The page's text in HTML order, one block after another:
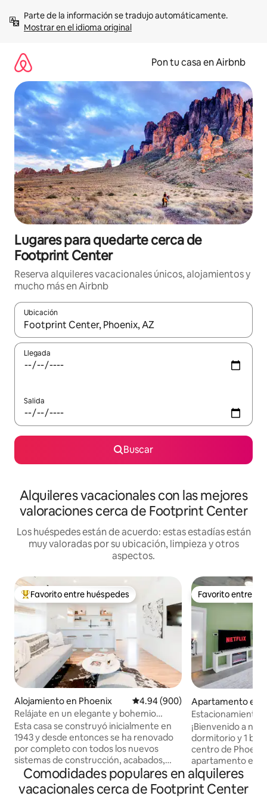
contenidoMostrar en el idioma original
Pon tu casa en Airbnb
Lugares para quedarte cerca de
Footprint Center
Reserva alquileres vacacionales únicos, alojamientos y
mucho más en Airbnb
Ubicación
Cuando los resultados estén disponibles, navega con las
Llegada
Salida
Buscar
Alquileres vacacionales con las mejores
valoraciones cerca de Footprint Center
Los huéspedes están de acuerdo: estas estadías están
muy valoradas por su ubicación, limpieza y otros
aspectos.
Favorito entre huéspedes preferido
Favorito entre huéspedes
Alojamiento en Phoenix Calificación promedio: 4.94 de
4.94 (900)
Relájate en un elegante y bohemio
bungalow de Phoenix
Esta casa se construyó inicialmente en
1943 y desde entonces se ha renovado
por completo con todos los nuevos
sistemas de construcción, acabados,
ventanas, puertas, ¡las obras! Queremos
asegurarnos de que nuestros
huéspedes estén lo más cómodos
Favorito entre
Favorito entre
Apartamento en
Estacionamiento
|Centric 1BR |En
¡Bienvenido a
dormitorio y 1
centro de Phoenix!
apartamento es
que viajan solas o
explorar esta
de nuestra
Comodidades populares en alquileres
vacacionales cerca de Footprint Center